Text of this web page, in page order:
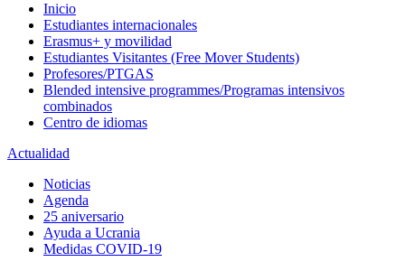
Inicio
Estudiantes internacionales
Erasmus+ y movilidad
Estudiantes Visitantes (Free Mover Students)
Profesores/PTGAS
Blended intensive programmes/Programas intensivos
combinados
Centro de idiomas
Actualidad
Noticias
Agenda
25 aniversario
Ayuda a Ucrania
Medidas COVID-19